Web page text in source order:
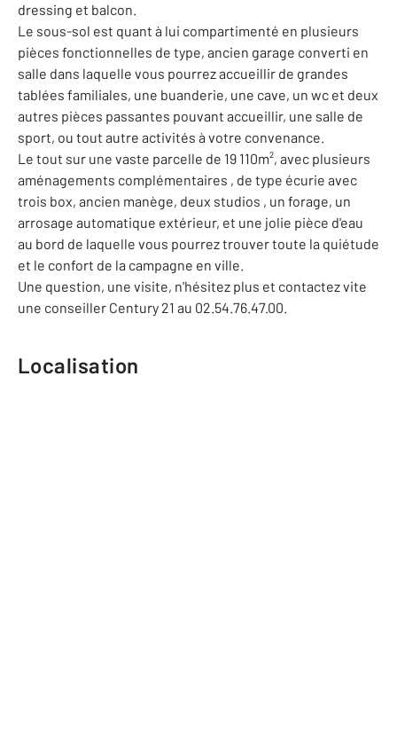
dressing et balcon.
Le sous-sol est quant à lui compartimenté en plusieurs
pièces fonctionnelles de type, ancien garage converti en
salle dans laquelle vous pourrez accueillir de grandes
tablées familiales, une buanderie, une cave, un wc et deux
autres pièces passantes pouvant accueillir, une salle de
sport, ou tout autre activités à votre convenance.
Le tout sur une vaste parcelle de 19 110m², avec plusieurs
aménagements complémentaires , de type écurie avec
trois box, ancien manège, deux studios , un forage, un
arrosage automatique extérieur, et une jolie pièce d'eau
au bord de laquelle vous pourrez trouver toute la quiétude
et le confort de la campagne en ville.
Une question, une visite, n'hésitez plus et contactez vite
une conseiller Century 21 au 02.54.76.47.00.
Localisation